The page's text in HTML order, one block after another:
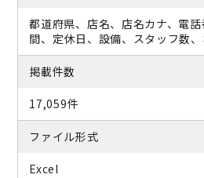
都道府県、店名、店名カナ、電
間、定休日、設備、スタッフ数
掲載件数
17,059件
ファイル形式
Excel